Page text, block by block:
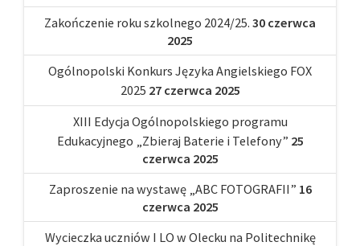
Zakończenie roku szkolnego 2024/25. 30 czerwca
2025
Ogólnopolski Konkurs Języka Angielskiego FOX
2025 27 czerwca 2025
XIII Edycja Ogólnopolskiego programu
Edukacyjnego „Zbieraj Baterie i Telefony” 25
czerwca 2025
Zaproszenie na wystawę „ABC FOTOGRAFII” 16
czerwca 2025
Wycieczka uczniów I LO w Olecku na Politechnikę